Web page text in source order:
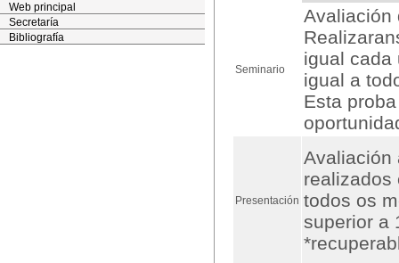
Web principal
Secretaría
Bibliografía
Seminario
Avaliación
igual cada
igual a
Esta
Presentación
Avaliación
realizados
todos os
superior a